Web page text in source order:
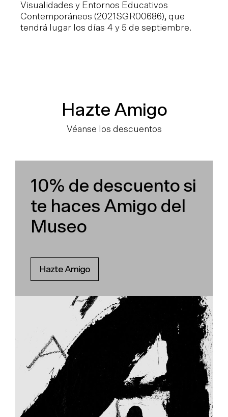
Visualidades y Entornos Educativos
Contemporáneos (2021SGR00686), que
tendrá lugar los días 4 y 5 de septiembre.
Hazte Amigo
Véanse los descuentos
10% de descuento si
te haces Amigo del
Museo
Hazte Amigo